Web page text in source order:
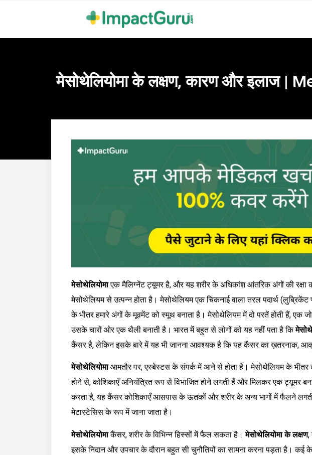
मेसोथेलियोमा के लक्षण, कारण और इलाज |
मेसोथेलियोमाएक मैलिग्नेंट ट्यूमर है, और यह शरीर के अधिकांश आंतरिक अंगों की
मेसोथेलियम से उत्पन्न होता है। मेसोथेलियम एक चिकनाई वाला तरल पदार्थ (लुब्रिकेंट
के भीतर हमारे अंगों के मूवमेंट को स्मूथ बनाता है। मेसोथेलियम में दो परतें होती हैं, एक
उसके चारों ओर एक थैली बनाती है। भारत में बहुत से लोगों को यह नहीं पता है कि
कैंसर है, लेकिन इसके बारे में यह भी जानना आवश्यक है कि यह कैंसर का ख़तरनाक,
मेसोथेलियोमाआमतौर पर, एस्बेस्टस के संपर्क में आने से होता है। मेसोथेलियम के भीतर
होने से, कोशिकाएँ अनियंत्रित रूप से विभाजित होने लगती हैं और मिलकर एक ट्यूमर
करता है, यह कैंसर कोशिकाएँ आसपास के ऊतकों और शरीर के अन्य भागों में फैलने
मेटास्टेसिस के रूप में जाना जाता है।
मेसोथेलियोमाकैंसर, शरीर के विभिन्न हिस्सों में फैल सकता है।मेसोथेलियोमा के लक्षण,
इसके निदान और उपचार के दौरान बहुत सी चुनौतियों का सामना करना पड़ता है।